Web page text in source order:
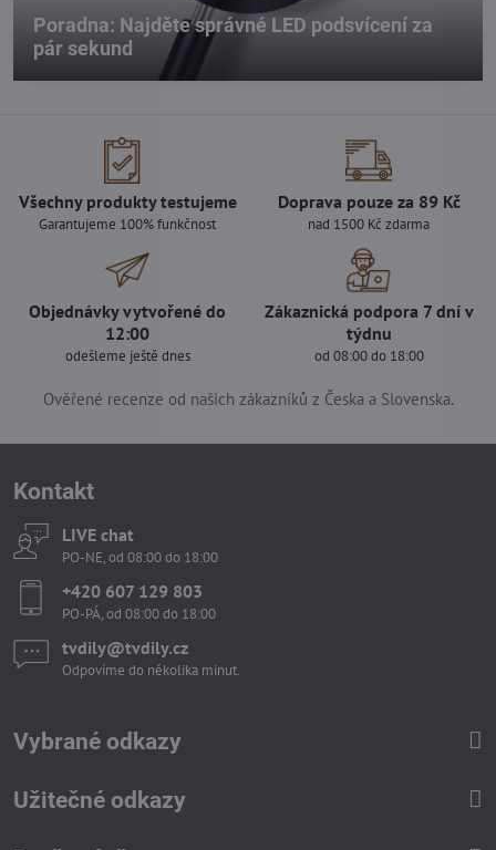
Poradna: Najděte správné LED podsvícení za
pár sekund
Všechny produkty testujeme
Garantujeme 100% funkčnost
Doprava pouze za 89 Kč
nad 1500 Kč zdarma
Objednávky vytvořené do
12:00
odešleme ještě dnes
Zákaznická podpora 7 dní v
týdnu
od 08:00 do 18:00
Ověřené recenze od našich zákazníků z Česka a Slovenska.
Kontakt
LIVE chat
PO-NE, od 08:00 do 18:00
+420 607 129 803
PO-PÁ, od 08:00 do 18:00
tvdily​@tvdily​.cz
Odpovíme do několika minut.
Vybrané odkazy
Užitečné odkazy